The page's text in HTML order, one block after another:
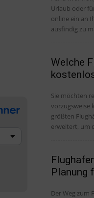
Urlaub oder
online ein an
ausfindig zu
Welche
Sie möchten
vorzugsweise
größten
erweitert, um
Planung
Der Weg zum